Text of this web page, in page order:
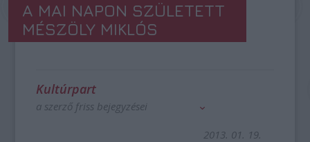
A MAI NAPON SZÜLETETT
MÉSZÖLY MIKLÓS
Kultúrpart
a szerző friss bejegyzései
2013. 01. 19.